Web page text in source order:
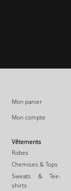
Mon panier
Mon compte
Vêtements
Robes
Chemises & Tops
Sweats & Tee-
shirts